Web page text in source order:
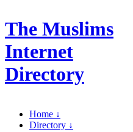
The Muslims
Internet
Directory
Home ↓
Directory ↓